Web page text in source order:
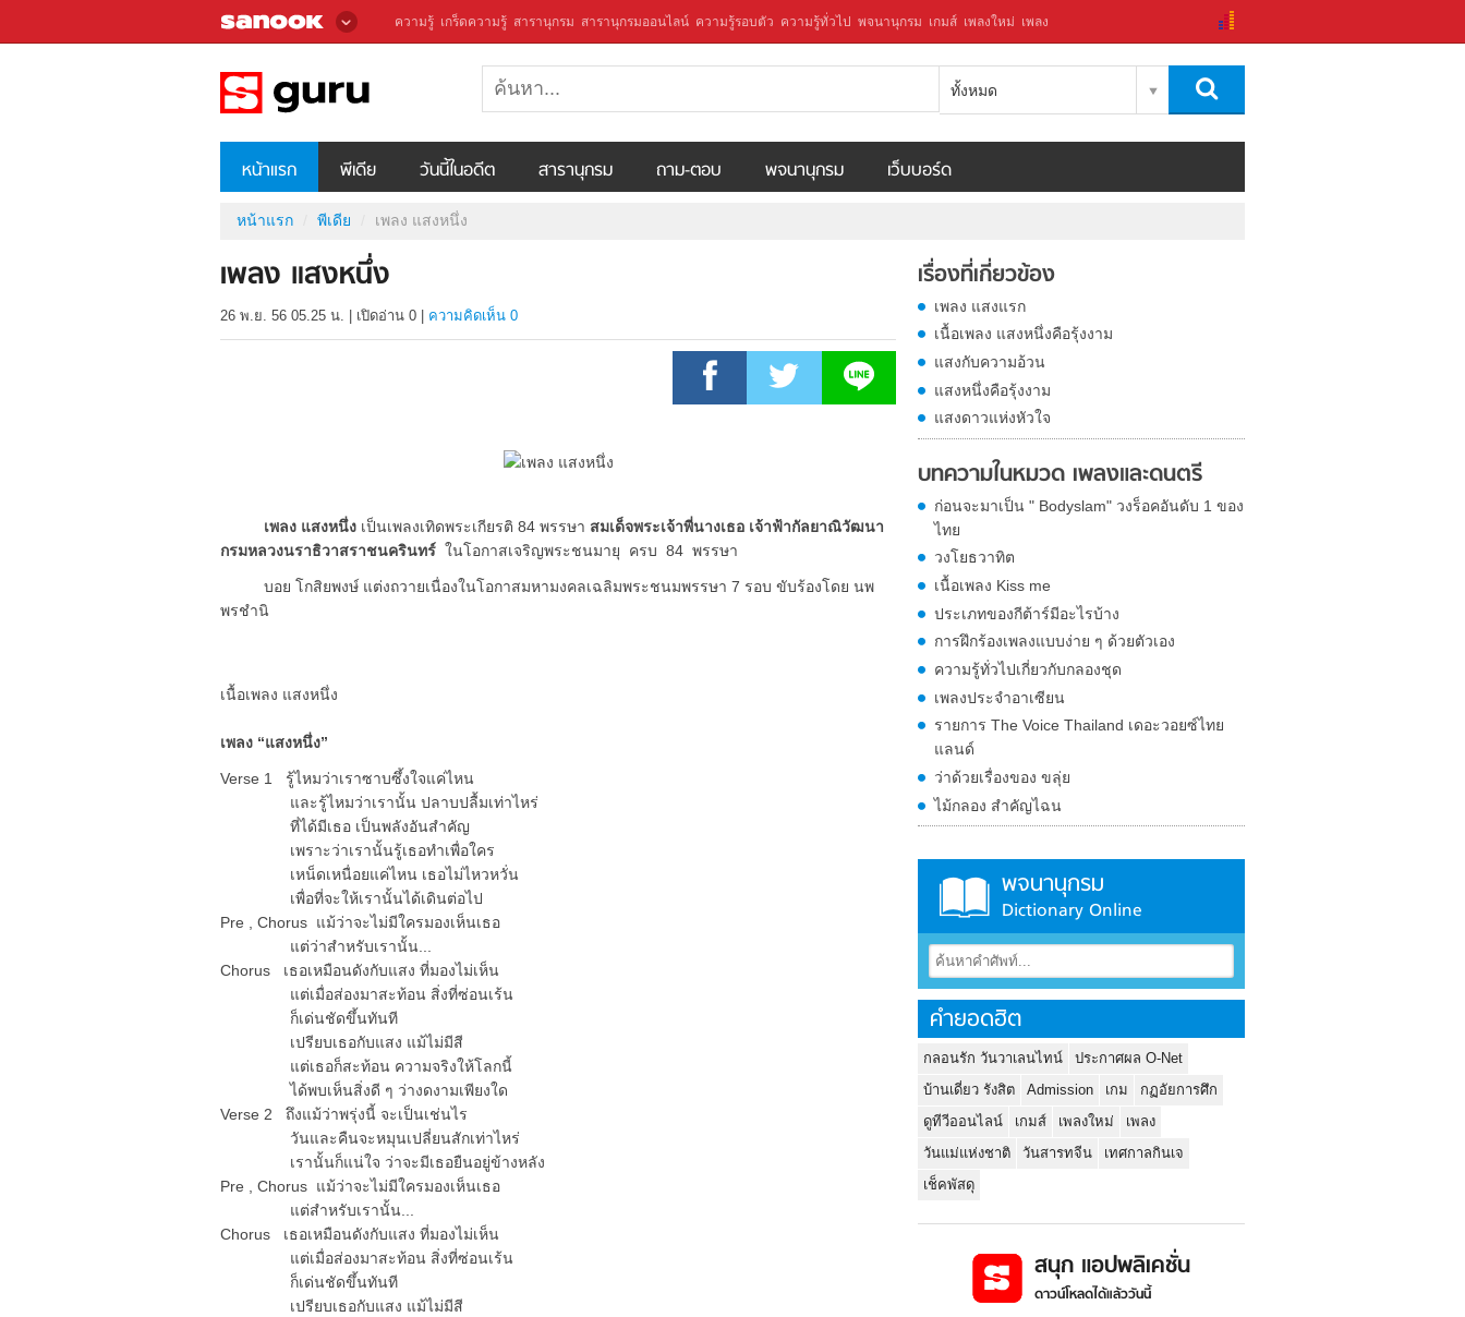
ความรู้ เกร็ดความรู้ สารานุกรม สารานุกรมออนไลน์ ความรู้รอบตัว ความรู้ทั่วไป พจนานุกรม เกมส์ เพลงใหม่ เพลง
ทั้งหมด
หน้าแรก พีเดีย วันนี้ในอดีต สารานุกรม ถาม-ตอบ พจนานุกรม เว็บบอร์ด
หน้าแรก พีเดีย เพลง แสงหนึ่ง
เพลง แสงหนึ่ง
26 พ.ย. 56 05.25 น. เปิดอ่าน 0 ความคิดเห็น 0
เพลง แสงหนึ่ง เป็นเพลงเทิดพระเกียรติ 84 พรรษา สมเด็จพระเจ้าพี่นางเธอ เจ้าฟ้ากัลยาณิวัฒนา
กรมหลวงนราธิวาสราชนครินทร์ ในโอกาสเจริญพระชนมายุ ครบ 84 พรรษา
บอย โกสิยพงษ์ แต่งถวายเนื่องในโอกาสมหามงคลเฉลิมพระชนมพรรษา 7 รอบ ขับร้องโดย นพ
พรชำนิ
เนื้อเพลง แสงหนึ่ง
เพลง “แสงหนึ่ง”
Verse 1 รู้ไหมว่าเราซาบซึ้งใจแค่ไหน
และรู้ไหมว่าเรานั้น ปลาบปลื้มเท่าไหร่
ที่ได้มีเธอ เป็นพลังอันสำคัญ
เพราะว่าเรานั้นรู้เธอทำเพื่อใคร
เหน็ดเหนื่อยแค่ไหน เธอไม่ไหวหวั่น
เพื่อที่จะให้เรานั้นได้เดินต่อไป
Pre , Chorus แม้ว่าจะไม่มีใครมองเห็นเธอ
แต่ว่าสำหรับเรานั้น...
Chorus เธอเหมือนดังกับแสง ที่มองไม่เห็น
แต่เมื่อส่องมาสะท้อน สิ่งที่ซ่อนเร้น
ก็เด่นชัดขึ้นทันที
เปรียบเธอกับแสง แม้ไม่มีสี
แต่เธอก็สะท้อน ความจริงให้โลกนี้
ได้พบเห็นสิ่งดี ๆ ว่างดงามเพียงใด
Verse 2 ถึงแม้ว่าพรุ่งนี้ จะเป็นเช่นไร
วันและคืนจะหมุนเปลี่ยนสักเท่าไหร่
เรานั้นก็แน่ใจ ว่าจะมีเธอยืนอยู่ข้างหลัง
Pre , Chorus แม้ว่าจะไม่มีใครมองเห็นเธอ
แต่สำหรับเรานั้น...
Chorus เธอเหมือนดังกับแสง ที่มองไม่เห็น
แต่เมื่อส่องมาสะท้อน สิ่งที่ซ่อนเร้น
ก็เด่นชัดขึ้นทันที
เปรียบเธอกับแสง แม้ไม่มีสี
เรื่องที่เกี่ยวข้อง
เพลง แสงแรก
เนื้อเพลง แสงหนึ่งคือรุ้งงาม
แสงกับความอ้วน
แสงหนึ่งคือรุ้งงาม
แสงดาวแห่งหัวใจ
บทความในหมวด เพลงและดนตรี
ก่อนจะมาเป็น " Bodyslam" วงร็อคอันดับ 1 ของ
ไทย
วงโยธวาทิต
เนื้อเพลง Kiss me
ประเภทของกีต้าร์มีอะไรบ้าง
การฝึกร้องเพลงแบบง่าย ๆ ด้วยตัวเอง
ความรู้ทั่วไปเกี่ยวกับกลองชุด
เพลงประจำอาเซียน
รายการ The Voice Thailand เดอะวอยซ์ไทย
แลนด์
ว่าด้วยเรื่องของ ขลุ่ย
ไม้กลอง สำคัญไฉน
พจนานุกรม
Dictionary Online
คำยอดฮิต
กลอนรัก วันวาเลนไทน์
ประกาศผล O-Net
บ้านเดี่ยว รังสิต
Admission เกม
กฏอัยการศึก
ดูทีวีออนไลน์
เกมส์ เพลงใหม่
เพลง
วันแม่แห่งชาติ
วันสารทจีน
เทศกาลกินเจ
เช็คพัสดุ
สนุก แอปพลิเคชั่น
ดาวน์โหลดได้แล้ววันนี้